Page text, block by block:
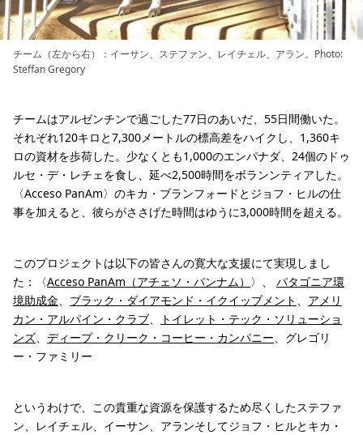
チーム（左から右）：イーサン、ステファン、レイチェル、アラン。Photo:
Steffan Gregory
チームはアルゼンチンで過ごした77日のあいだ、55日間働いた。
それぞれ120キロと7,300メートルの標高差をハイクし、1,360キ
ロの資材を歩荷した。少なくとも1,000のエンパナダ、24個のドゥ
ルセ・デ・レチェを食し、延べ2,500時間をボランンティアした。
〈Acceso PanAm〉のキカ・ブランフォードとジョフ・ヒルの仕
事を加えると、彼らがささげた時間はゆうに3,000時間を超える。
このプロジェクトは以下の皆さんの寛大な支援にて実現しまし
た：〈Acceso PanAm（アチェソ・パンナム） 〉、 パタゴニア環
境助成金、 ブラック・ダイアモンド・イクイップメント 、 アメリ
カン・アルパイン・クラブ、
トイレット・テック・ソリューショ
ンズ、 ディープ・クリーク・コーヒー・カンパニー、グレゴリ
ー・ファミリー
というわけで、この貴重な資源を保護するため尽くしたステファ
ン、レイチェル、イーサン、アランそしてジョフ・ヒルとキカ・